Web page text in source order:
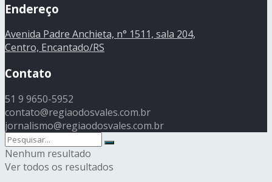
Endereço
Avenida Padre Anchieta, n° 1511, sala 204,
Centro, Encantado/RS
Contato
51 9 9650-5952
contato@regiaodosvales.com.br
jornalismo@regiaodosvales.com.br
Nenhum resultado
Ver todos os resultados